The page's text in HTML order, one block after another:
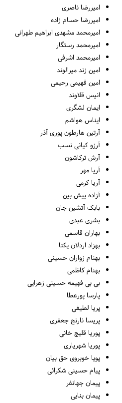
امیررضا ناصری
امیررضا حسام زاده
امیرمحمد مشهدی ابراهیم طهرانی
امیرمحمد رستگار
امیرمحمد اشرفی
امین زند میرالوند
امین فهیمی رحیمی
انیس قلاوند
ایمان لشگری
ایناس هواشم
آرتین هارطون پوری آذر
آرزو کیانی نسب
آرش ترکاشون
آریا مهر
آریا کرمی
آزاده پیش بین
بابک آتشین جان
بشری عبدی
بهاران قاسمی
بهزاد اردلان یکتا
بهنام زواران حسینی
بهنام کاظمی
بی بی فهیمه حسینی زهرایی
پارسا پورعطا
پریا لطیفی
پریسا نارنج جعفری
پوریا قلیچ خانی
پوریا شهریاری
پویا خوبروی حق بیان
پیام حسینی شکرائی
پیمان جهانفر
پیمان بنایی